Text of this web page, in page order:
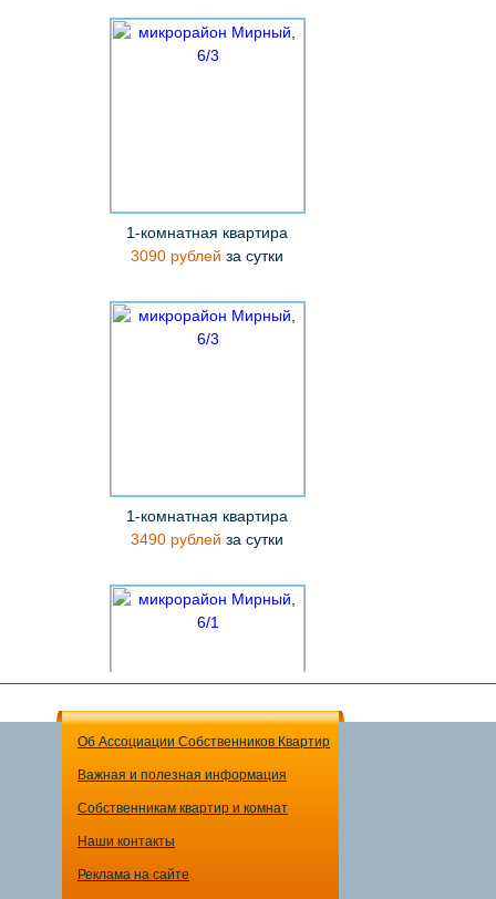
1-комнатная квартира
3090 рублей за сутки
1-комнатная квартира
3490 рублей за сутки
Об Ассоциации Собственников Квартир
Важная и полезная информация
Собственникам квартир и комнат
Наши контакты
Реклама на сайте